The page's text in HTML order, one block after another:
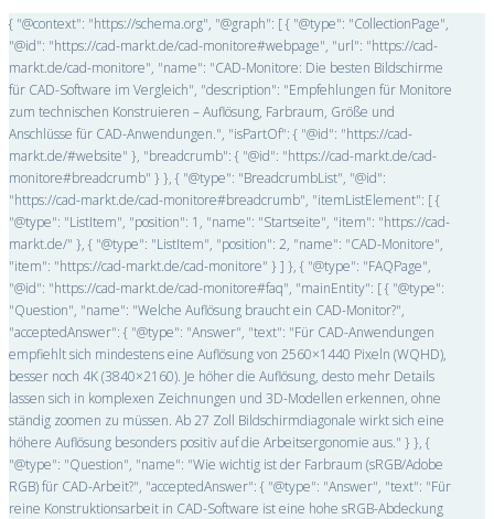
{ "@context": "https://schema.org", "@graph": [ { "@type": "CollectionPage",
"@id": "https://cad-markt.de/cad-monitore#webpage", "url": "https://cad-
markt.de/cad-monitore", "name": "CAD-Monitore: Die besten Bildschirme
für CAD-Software im Vergleich", "description": "Empfehlungen für Monitore
zum technischen Konstruieren – Auflösung, Farbraum, Größe und
Anschlüsse für CAD-Anwendungen.", "isPartOf": { "@id": "https://cad-
markt.de/#website" }, "breadcrumb": { "@id": "https://cad-markt.de/cad-
monitore#breadcrumb" } }, { "@type": "BreadcrumbList", "@id":
"https://cad-markt.de/cad-monitore#breadcrumb", "itemListElement": [ {
"@type": "ListItem", "position": 1, "name": "Startseite", "item": "https://cad-
markt.de/" }, { "@type": "ListItem", "position": 2, "name": "CAD-Monitore",
"item": "https://cad-markt.de/cad-monitore" } ] }, { "@type": "FAQPage",
"@id": "https://cad-markt.de/cad-monitore#faq", "mainEntity": [ { "@type":
"Question", "name": "Welche Auflösung braucht ein CAD-Monitor?",
"acceptedAnswer": { "@type": "Answer", "text": "Für CAD-Anwendungen
empfiehlt sich mindestens eine Auflösung von 2560×1440 Pixeln (WQHD),
besser noch 4K (3840×2160). Je höher die Auflösung, desto mehr Details
lassen sich in komplexen Zeichnungen und 3D-Modellen erkennen, ohne
ständig zoomen zu müssen. Ab 27 Zoll Bildschirmdiagonale wirkt sich eine
höhere Auflösung besonders positiv auf die Arbeitsergonomie aus." } }, {
"@type": "Question", "name": "Wie wichtig ist der Farbraum (sRGB/Adobe
RGB) für CAD-Arbeit?", "acceptedAnswer": { "@type": "Answer", "text": "Für
reine Konstruktionsarbeit in CAD-Software ist eine hohe sRGB-Abdeckung